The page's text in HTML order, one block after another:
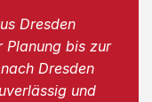
Dresden
Planung bis zur
Dresden
und